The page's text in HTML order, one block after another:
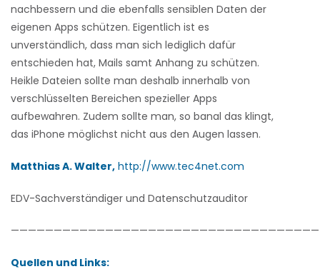
nachbessern und die ebenfalls sensiblen Daten der
eigenen Apps schützen. Eigentlich ist es
unverständlich, dass man sich lediglich dafür
entschieden hat, Mails samt Anhang zu schützen.
Heikle Dateien sollte man deshalb innerhalb von
verschlüsselten Bereichen spezieller Apps
aufbewahren. Zudem sollte man, so banal das klingt,
das iPhone möglichst nicht aus den Augen lassen.
Matthias A. Walter, http://www.tec4net.com
EDV-Sachverständiger und Datenschutzauditor
Quellen und Links: